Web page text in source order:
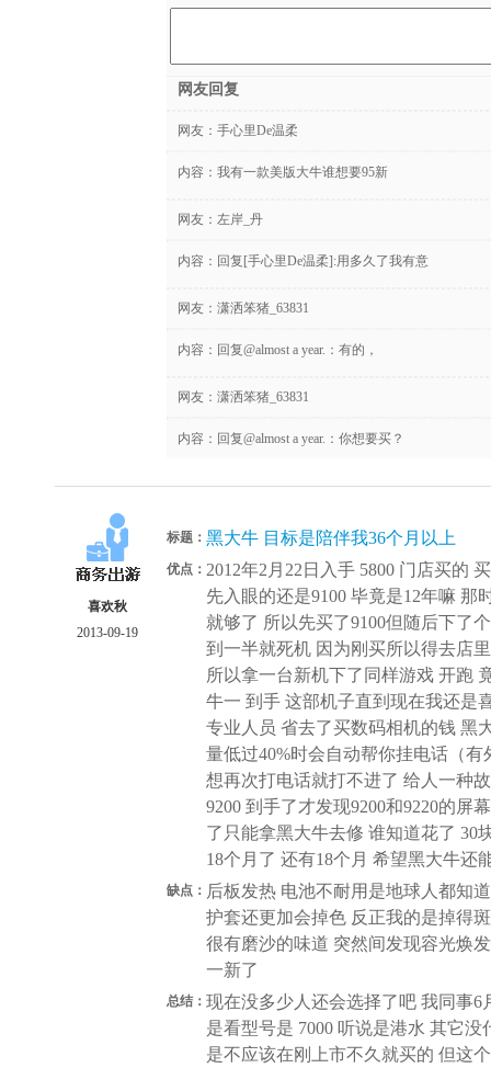
网友回复
网友： 手心里De温柔
内容：我有一款美版大牛谁想要95新
网友： 左岸_丹
内容：回复[手心里De温柔]:用多久了我有意
网友： 潇洒笨猪_63831
内容：回复@almost a year.：有的，
网友： 潇洒笨猪_63831
内容：回复@almost a year.：你想要买？
喜欢秋
2013-09-19
标题： 黑大牛 目标是陪伴我36个月以上
优点： 2012年2月22日入手 5800 门店买的
先入眼的还是9100 毕竟是12年嘛 那
就够了 所以先买了9100但随后下了
到一半就死机 因为刚买所以得去店
所以拿一台新机下了同样游戏 开跑
牛一 到手 这部机子直到现在我还是
专业人员 省去了买数码相机的钱 黑
量低过40%时会自动帮你挂电话（
想再次打电话就打不进了 给人一种
9200 到手了才发现9200和9220的屏
了只能拿黑大牛去修 谁知道花了 30
18个月了 还有18个月 希望黑大牛还
缺点： 后板发热 电池不耐用是地球人都知
护套还更加会掉色 反正我的是掉得
很有磨沙的味道 突然间发现容光焕
一新了
总结： 现在没多少人还会选择了吧 我同事6
是看型号是 7000 听说是港水 其它
是不应该在刚上市不久就买的 但这